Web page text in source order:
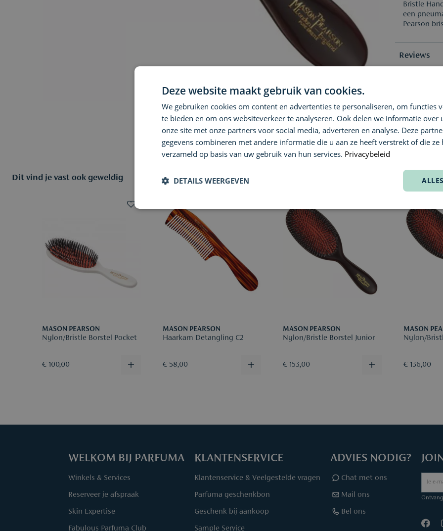
Bristle
een
Pearson
Reviews
Nog
Heb je een
team helpt
Neem
We
keuze.
Levering &
We streven
Wil je een
(deze
Meld je
Dit vind je vast ook geweldig
MASON PEARSON
Nylon/Bristle Borstel Pocket
€ 100,00
MASON PEARSON
Haarkam Detangling C2
€ 58,00
MASON PEARSON
Nylon/Bristle Borstel Junior
€ 153,00
MASON
Nylon/
€ 136,00
WELKOM BIJ PARFUMA
Winkels & Services
Reserveer je afspraak
Skin Expertise
Fabulous Parfuma Club
KLANTENSERVICE
Klantenservice & Veelgestelde vragen
Parfuma geschenkbon
Geschenk bij aankoop
Sample Service
ADVIES NODIG?
Chat met ons
Mail ons
Bel ons
Deze website maakt gebruik van cookies.
We gebruiken cookies om content en advertenties te personaliseren, om functies
te bieden en om ons websiteverkeer te analyseren. Ook delen we informatie over
onze site met onze partners voor social media, adverteren en analyse. Deze
gegevens combineren met andere informatie die u aan ze heeft verstrekt of die ze
verzameld op basis van uw gebruik van hun services. Privacybeleid
DETAILS WEERGEVEN